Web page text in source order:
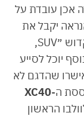
אכן עובדת על
יקבל את
. בוולבו מאמינים בשילוש הקדוש ״SUV,
יוכל לסייע
שהדגם לא
XC40
לוולבו הראשון